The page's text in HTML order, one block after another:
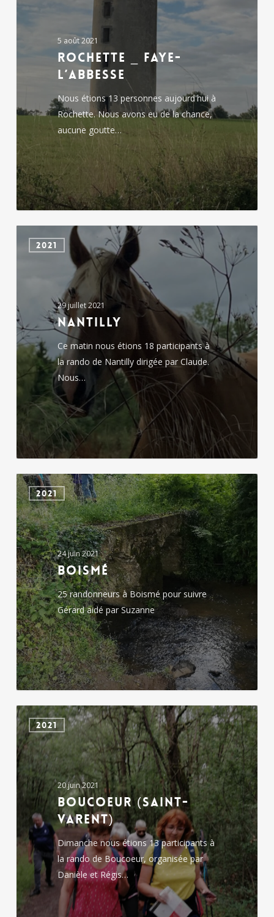
5 août 2021
Rochette _ Faye-
l’Abbesse
Nous étions 13 personnes aujourd'hui à
Rochette. Nous avons eu de la chance,
aucune goutte…
2021
29 juillet 2021
Nantilly
Ce matin nous étions 18 participants à
la rando de Nantilly dirigée par Claude.
Nous…
Boismé
2021
24 juin 2021
Boismé
25 randonneurs à Boismé pour suivre
Gérard aidé par Suzanne
Boucoeur
(Saint-
Varent)
2021
20 juin 2021
Boucoeur (Saint-
Varent)
Dimanche nous étions 13 participants à
la rando de Boucoeur, organisée par
Danièle et Régis…